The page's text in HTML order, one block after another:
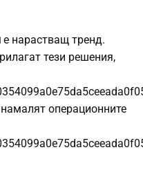
е нарастващ тренд.
тези решения,
операционните